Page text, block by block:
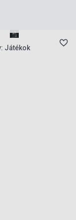
Játékok